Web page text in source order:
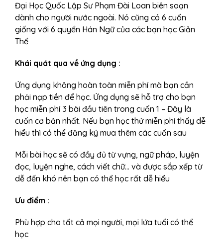
Đại Học Quốc Lập Sư Phạm Đài Loan biên soạn
dành cho người nước ngoài. Nó cũng có 6 cuốn
giống với 6 quyển Hán Ngữ của các bạn học Giản
Thể
Khái quát qua về ứng dụng :
Ứng dụng không hoàn toàn miễn phí mà bạn cần
phải nạp tiền để học. Ứng dụng sẽ hỗ trợ cho bạn
học miễn phí 3 bài đầu tiên trong cuốn 1 – Đây là
cuốn cơ bản nhất. Nếu bạn học thử miễn phí thấy dễ
hiểu thì có thể đăng ký mua thêm các cuốn sau
Mỗi bài học sẽ có đầy đủ từ vựng, ngữ pháp, luyện
đọc, luyện nghe, cách viết chữ… và được sắp xếp từ
dễ đến khó nên bạn có thể học rất dễ hiểu
Ưu điểm :
Phù hợp cho tất cả mọi người, mọi lứa tuổi có thể
học